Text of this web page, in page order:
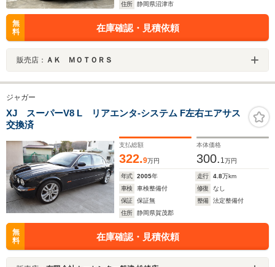
住所
静岡県沼津市
無
料
在庫確認・見積依頼
販売店： ＡＫ ＭＯＴＯＲＳ
ジャガー
XJ スーパーV8 L リアエンタ-システム F左右エアサス
交換済
支払総額
322.9万円
本体価格
300. 1万円
年式 2005年 走行 4.8万km
車検
車検整備付 修復
なし
保証
保証無 整備
法定整備付
住所
静岡県賀茂郡
無
料
在庫確認・見積依頼